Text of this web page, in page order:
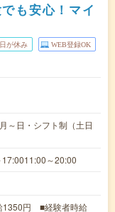
も安心！マイ
が休み WEB登録OK
～日・シフト制（土日
～20:00
1350円 ■経験者時給